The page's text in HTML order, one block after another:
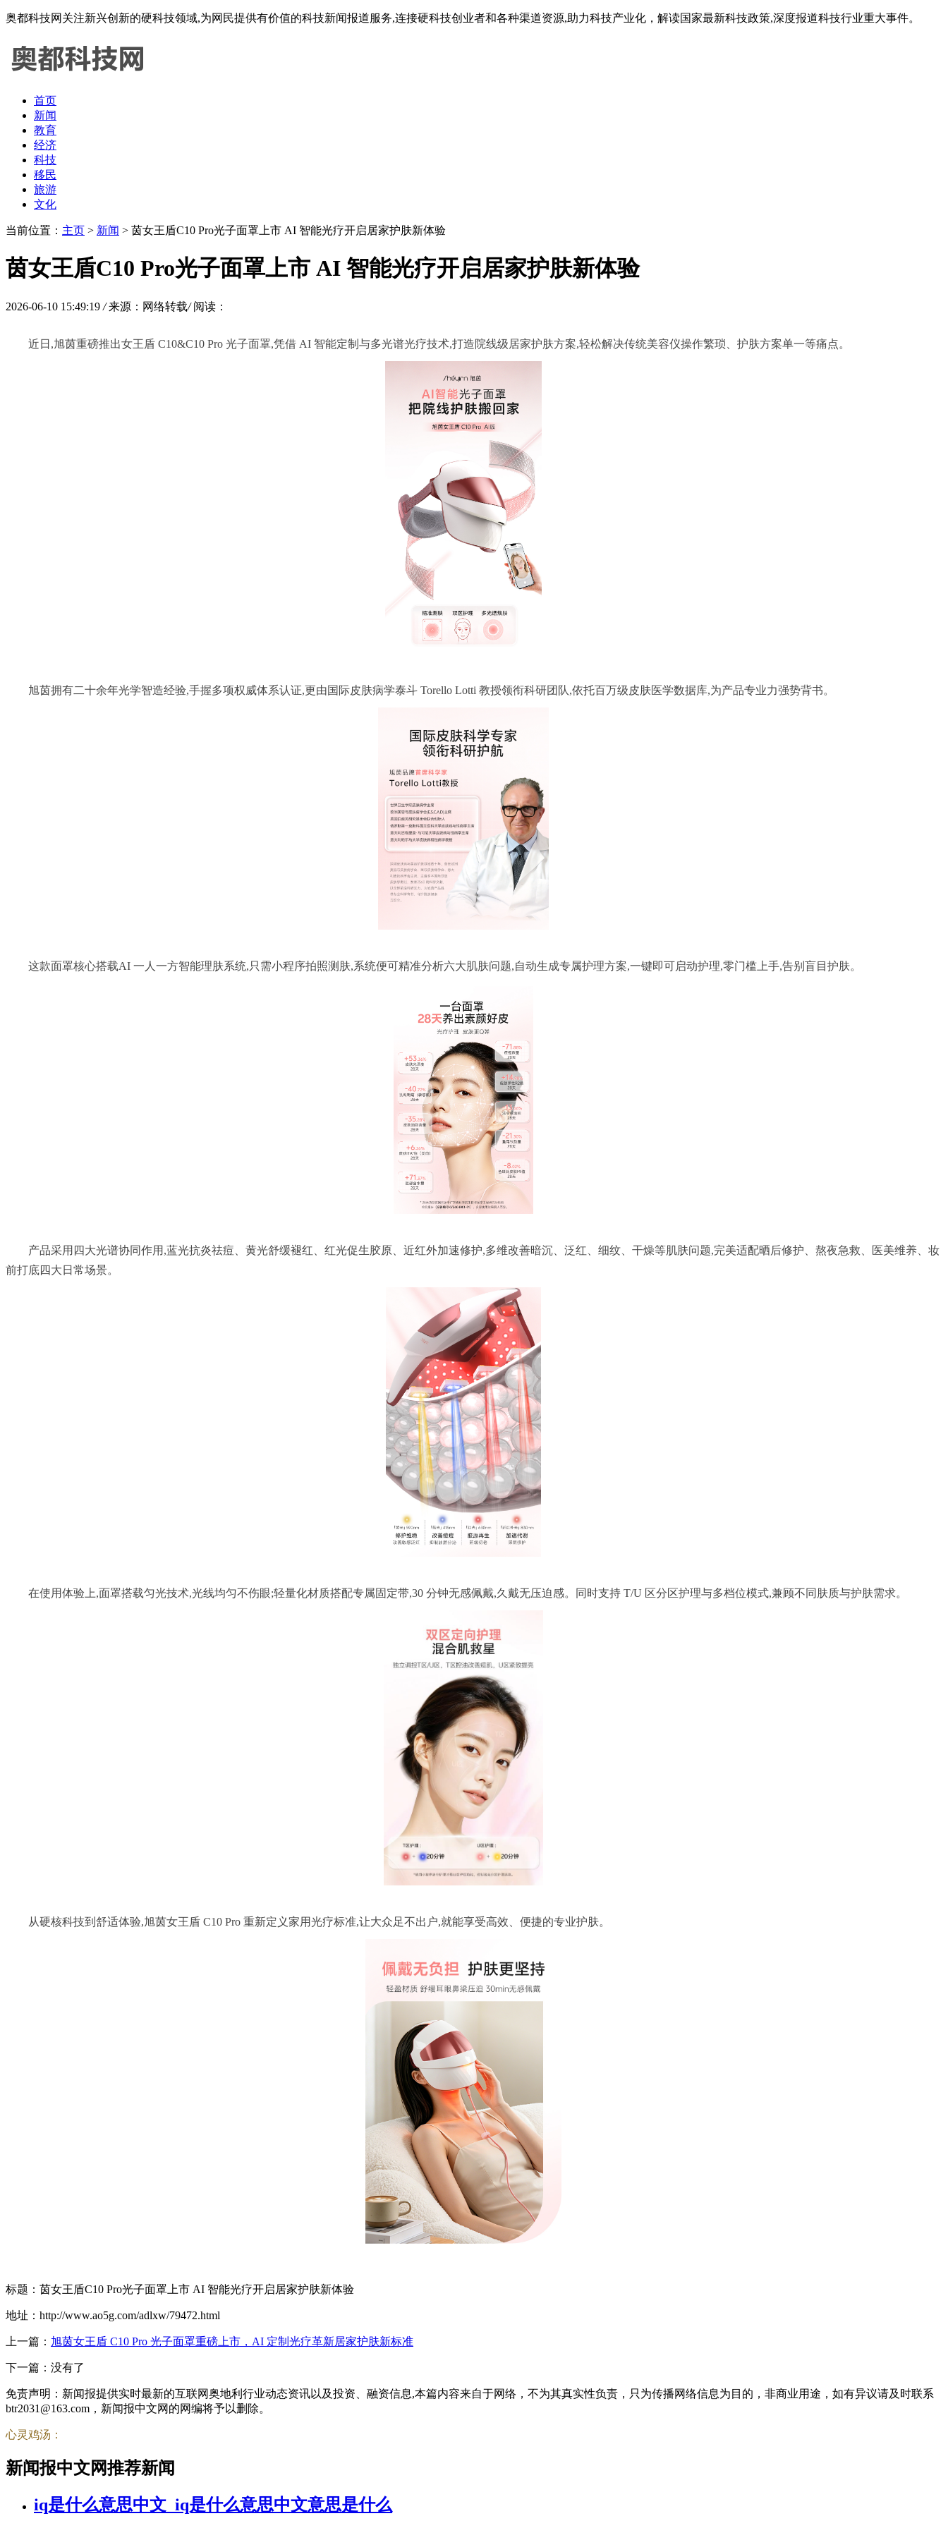
奥都科技网关注新兴创新的硬科技领域,为网民提供有价值的科技新闻报道服务,连接硬科技创业者和各种渠道资源,助力科技产业化，解读国家最新科技政策,深度报道科技行业重大事件。
首页
新闻
教育
经济
科技
移民
旅游
文化
当前位置： 主页 > 新闻 > 茵女王盾C10 Pro光子面罩上市 AI 智能光疗开启居家护肤新体验
茵女王盾C10 Pro光子面罩上市 AI 智能光疗开启居家护肤新体验
2026-06-10 15:49:19 / 来源：网络转载/ 阅读：
标题：茵女王盾C10 Pro光子面罩上市 AI 智能光疗开启居家护肤新体验
地址：http://www.ao5g.com/adlxw/79472.html
上一篇： 旭茵女王盾 C10 Pro 光子面罩重磅上市，AI 定制光疗革新居家护肤新标准
下一篇：没有了
免责声明：新闻报提供实时最新的互联网奥地利行业动态资讯以及投资、融资信息,本篇内容来自于网络，不为其真实性负责，只为传播网络信息为目的，非商业用途，如有异议请及时联系
btr2031@163.com，新闻报中文网的网编将予以删除。
心灵鸡汤：
新闻报中文网推荐新闻
iq是什么意思中文_iq是什么意思中文意思是什么